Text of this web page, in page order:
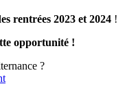
es rentrées 2023 et 2024 !
opportunité !
?